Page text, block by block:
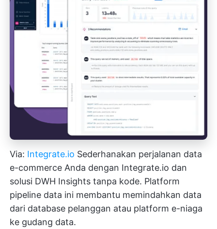
Via: Integrate.io Sederhanakan perjalanan data
e-commerce Anda dengan Integrate.io dan
solusi DWH Insights tanpa kode. Platform
pipeline data ini membantu memindahkan data
dari database pelanggan atau platform e-niaga
ke gudang data.